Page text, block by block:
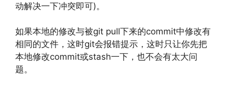
动解决一下冲突即可)。
如果本地的修改与被git pull下来的commit中修改有
相同的文件，这时git会报错提示，这时只让你先把
本地修改commit或stash一下，也不会有太大问
题。